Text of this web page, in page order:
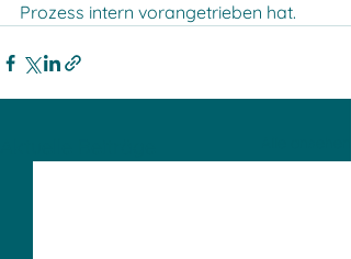
Prozess intern vorangetrieben hat.